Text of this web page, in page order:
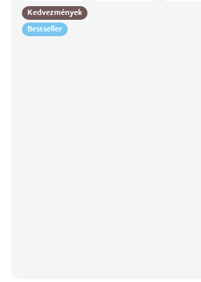
Kedvezmények
Bestseller